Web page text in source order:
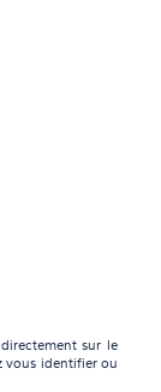
sur le
vous identifier ou